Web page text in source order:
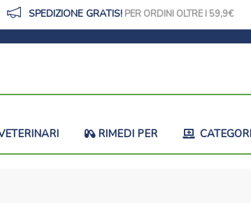
SPEDIZIONE GRATIS! PER ORDINI OLTRE I 59,9
RIMEDI PER